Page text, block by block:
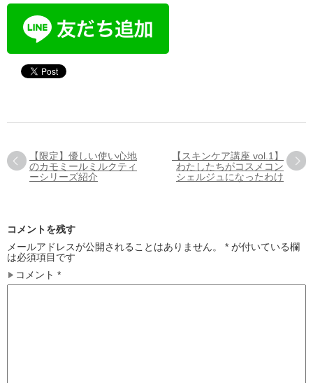
【限定】優しい使い心地
のカモミールミルクティ
ーシリーズ紹介
【スキンケア講座 vol.1】
わたしたちがコスメコン
シェルジュになったわけ
コメントを残す
メールアドレスが公開されることはありません。
* が付いている欄
は必須項目です
コメント *